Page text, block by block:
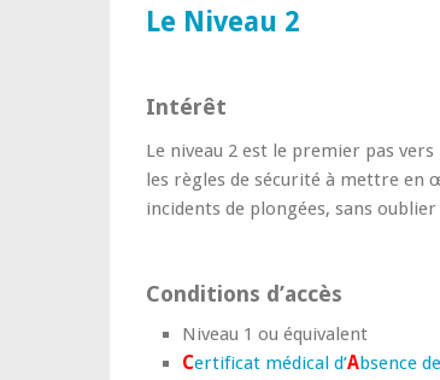
Le Niveau 2
Intérêt
Le niveau 2 est le premier pas
les règles de sécurité à mettre
incidents de plongées, sans
Conditions d’accès
Niveau 1 ou équivalent
Certificat médical d’Absence de